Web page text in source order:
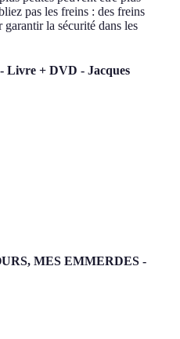
pas les freins : des freins
la sécurité dans les
Livre + DVD - Jacques
MES EMMERDES -